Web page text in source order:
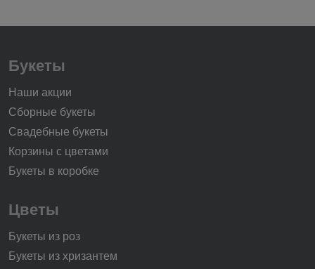
Букеты
Наши акции
Сборные букеты
Свадебные букеты
Корзины с цветами
Букеты в коробке
Цветы
Букеты из роз
Букеты из хризантем